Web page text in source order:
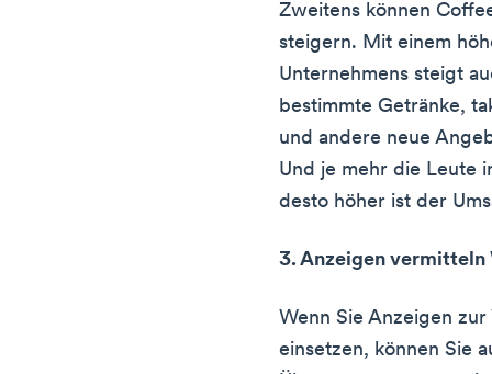
Zweitens können
steigern. Mit einem
Unternehmens steigt
bestimmte Getränke,
und andere neue
Und je mehr die Leute
desto höher ist der
3. Anzeigen vermitteln
Wenn Sie Anzeigen
einsetzen, können Sie